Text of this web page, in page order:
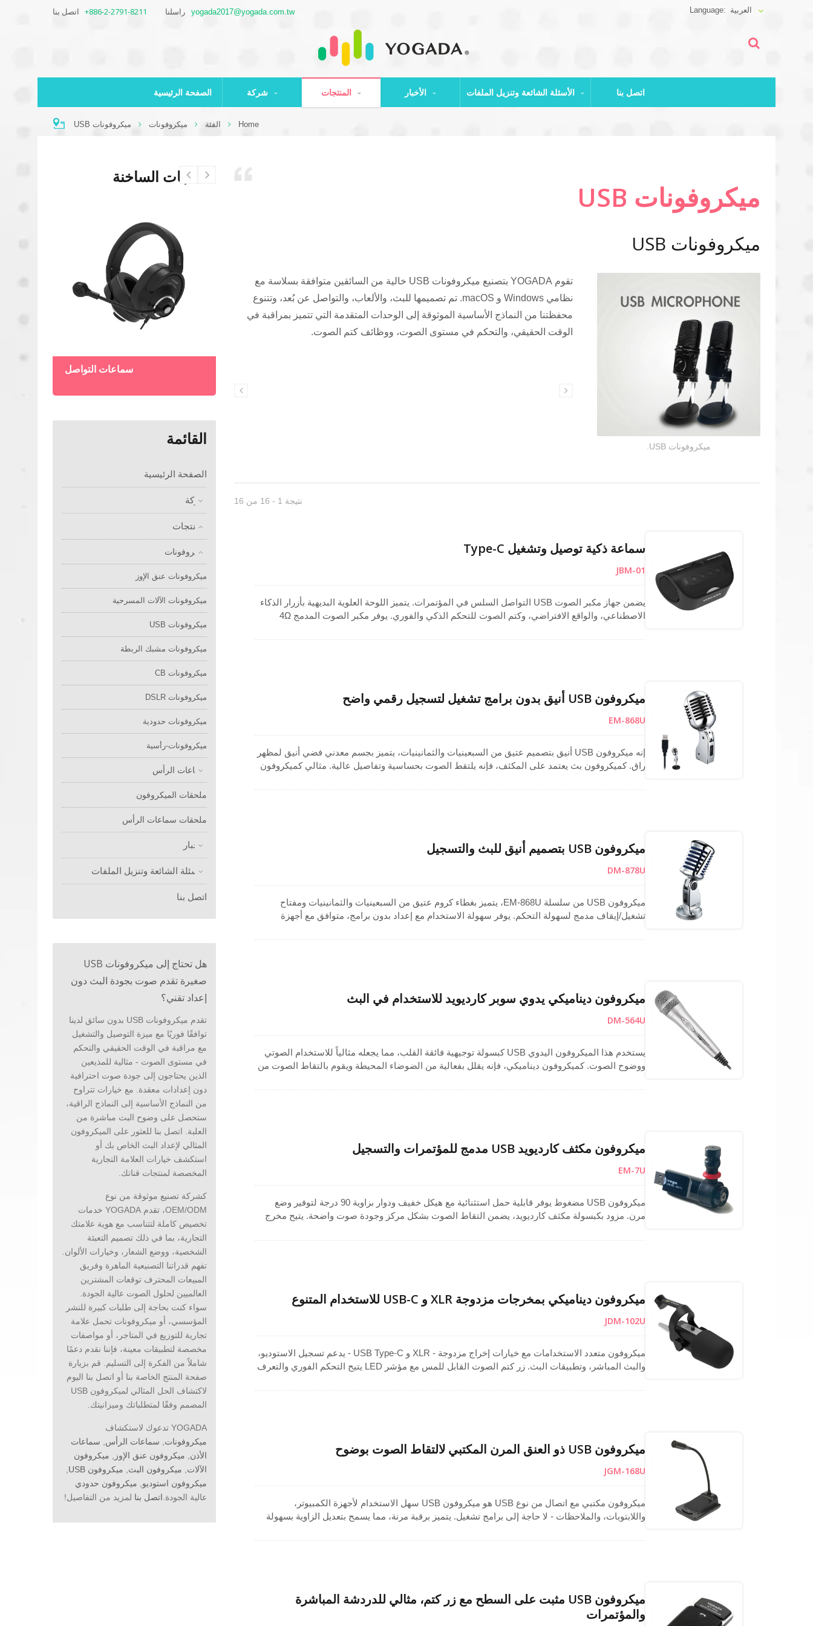
+886-2-2791-8211 yogada2017@yogada.com.tw العربية
الصفحة الرئيسية شركة اتصل بنا
Home الفئة ميكروفونات ميكروفونات USB
المنتجات الساخنة
سماعات التواصل سماعات التواصل
القائمة
الصفحة الرئيسية
شركة
المنتجات
ميكروفونات
ميكروفونات عنق الإوز
ميكروفونات الآلات المسرحية
ميكروفونات USB
ميكروفونات مشبك الربطة
ميكروفونات CB
ميكروفونات DSLR
ميكروفونات حدودية
ميكروفونات-رأسية
سماعات الرأس
ملحقات الميكروفون
ملحقات سماعات الرأس
الأخبار
الأسئلة الشائعة وتنزيل الملفات
اتصل بنا
هل تحتاج إلى ميكروفونات USB
صغيرة تقدم صوت بجودة البث دون
إعداد تقني؟
تقدم ميكروفونات USB بدون سائق لدينا
توافقًا فوريًا مع ميزة التوصيل والتشغيل
مع مراقبة في الوقت الحقيقي والتحكم
في مستوى الصوت - مثالية للمذيعين
الذين يحتاجون إلى جودة صوت احترافية
دون إعدادات معقدة. مع خيارات تتراوح
من النماذج الأساسية إلى النماذج الراقية،
ستحصل على وضوح البث مباشرة من
العلبة. اتصل بنا للعثور على الميكروفون
المثالي لإعداد البث الخاص بك أو
استكشف خيارات العلامة التجارية
المخصصة لمنتجات قناتك.
كشركة تصنيع موثوقة من نوع
OEM/ODM، تقدم YOGADA خدمات
تخصيص كاملة لتتناسب مع هوية علامتك
التجارية، بما في ذلك تصميم التعبئة
الشخصية، ووضع الشعار، وخيارات الألوان.
تفهم قدراتنا التصنيعية الماهرة وفريق
المبيعات المحترف توقعات المشترين
العالميين لحلول الصوت عالية الجودة.
سواء كنت بحاجة إلى طلبات كبيرة للنشر
المؤسسي، أو ميكروفونات تحمل علامة
تجارية للتوزيع في المتاجر، أو مواصفات
مخصصة لتطبيقات معينة، فإننا نقدم دعمًا
شاملاً من الفكرة إلى التسليم. قم بزيارة
صفحة المنتج الخاصة بنا أو اتصل بنا اليوم
لاكتشاف الحل المثالي لميكروفون USB
المصمم وفقًا لمتطلباتك وميزانيتك.
YOGADA تدعوك لاستكشاف
ميكروفونات, سماعات الرأس, سماعات
الأذن, ميكروفون عنق الإوز , ميكروفون
الآلات, ميكروفون البث, ميكروفون USB
,
ميكروفون استوديو, ميكروفون حدودي
عالية الجودة. اتصل بنا لمزيد من التفاصيل!
ميكروفونات USB
ميكروفونات USB
ميكروفونات USB.
تقوم YOGADA بتصنيع ميكروفونات USB خالية من السائقين متوافقة بسلاسة مع
نظامي Windows و macOS. تم تصميمها للبث، والألعاب، والتواصل عن بُعد، وتتنوع
محفظتنا من النماذج الأساسية الموثوقة إلى الوحدات المتقدمة التي تتميز بمراقبة في
الوقت الحقيقي، والتحكم في مستوى الصوت، ووظائف كتم الصوت.
نتيجة 1 - 16 من 16
سماعة ذكية توصيل وتشغيل Type-C
JBM-01
يضمن جهاز مكبر الصوت USB التواصل السلس في المؤتمرات. يتميز اللوحة العلوية البديهية بأزرار الذكاء
الاصطناعي، والواقع الافتراضي، وكتم الصوت للتحكم الذكي والفوري. يوفر مكبر الصوت المدمج 4Ω
وتشغيل عبر USB Type-C، هذه الحلول الصوتية المحمولة لا تتطلب أي برامج تشغيل - فقط قم بتوصيلها
ميكروفون USB أنيق بدون برامج تشغيل لتسجيل رقمي واضح
EM-868U
إنه ميكروفون USB أنيق بتصميم عتيق من السبعينيات والثمانينيات، يتميز بجسم معدني فضي أنيق لمظهر
راقٍ. كميكروفون بث يعتمد على المكثف، فإنه يلتقط الصوت بحساسية وتفاصيل عالية. مثالي كميكروفون
إلى برامج تشغيل وسهل الاتصال عبر USB، ويعمل مع أنظمة Windows وiOS لتشغيل فوري بمجرد
ميكروفون USB بتصميم أنيق للبث والتسجيل
DM-878U
ميكروفون USB من سلسلة EM-868U، يتميز بغطاء كروم عتيق من السبعينيات والثمانينيات ومفتاح
تشغيل/إيقاف مدمج لسهولة التحكم. يوفر سهولة الاستخدام مع إعداد بدون برامج، متوافق مع أجهزة
مثالي للعمل في الاستوديو، والبث المباشر، والاستخدام الشخصي. ميكروفون بث مباشر أنيق وعملي
ميكروفون ديناميكي يدوي سوبر كارديويد للاستخدام في البث
DM-564U
يستخدم هذا الميكروفون اليدوي USB كبسولة توجيهية فائقة القلب، مما يجعله مثالياً للاستخدام الصوتي
ووضوح الصوت. كميكروفون ديناميكي، فإنه يقلل بفعالية من الضوضاء المحيطة ويقوم بالتقاط الصوت من
والدفاتر. مثالي للتسجيل، والبث، أو البث المباشر، إنه حل موثوق لميكروفون يدوي فائق القلب.
ميكروفون مكثف كارديويد USB مدمج للمؤتمرات والتسجيل
EM-7U
ميكروفون USB مضغوط يوفر قابلية حمل استثنائية مع هيكل خفيف ودوار بزاوية 90 درجة لتوفير وضع
مرن. مزود بكبسولة مكثف كارديويد، يضمن التقاط الصوت بشكل مركز وجودة صوت واضحة. يتيح مخرج
أجهزة الكمبيوتر دون الحاجة إلى معدات إضافية. مثالي للاجتماعات، المؤتمرات، البث المباشر، أو تسجيل
ميكروفون ديناميكي بمخرجات مزدوجة XLR و USB-C للاستخدام المتنوع
JDM-102U
ميكروفون متعدد الاستخدامات مع خيارات إخراج مزدوجة - XLR و USB Type-C - يدعم تسجيل الاستوديو،
والبث المباشر، وتطبيقات البث. زر كتم الصوت القابل للمس مع مؤشر LED يتيح التحكم الفوري والتعرف
أجهزة الكمبيوتر دون الحاجة إلى تثبيت برامج التشغيل. توفر مقابس سماعة الرأس المزدوجة مراقبة سهلة
ميكروفون USB ذو العنق المرن المكتبي لالتقاط الصوت بوضوح
JGM-168U
ميكروفون مكتبي مع اتصال من نوع USB هو ميكروفون USB سهل الاستخدام لأجهزة الكمبيوتر،
واللابتوبات، والملاحظات - لا حاجة إلى برامج تشغيل. يتميز برقبة مرنة، مما يسمح بتعديل الزاوية بسهولة
جميع الاتجاهات. مثالي لسكايب، والبث، والتسجيل، ومكالمات الفيديو، يضمن هذا الميكروفون المكتبي
ميكروفون USB مثبت على السطح مع زر كتم، مثالي للدردشة المباشرة
والمؤتمرات